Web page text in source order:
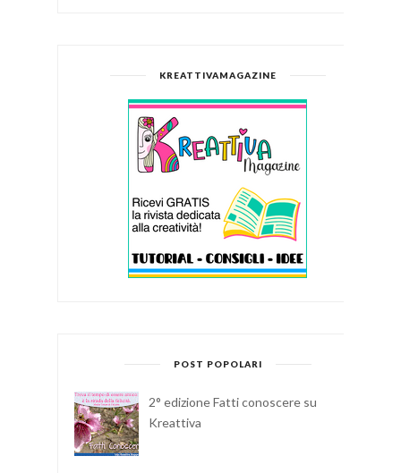
KREATTIVAMAGAZINE
POST POPOLARI
2° edizione Fatti conoscere su
Kreattiva